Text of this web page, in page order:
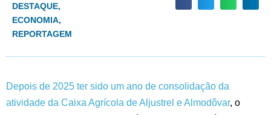
DESTAQUE,
ECONOMIA,
REPORTAGEM
Depois de 2025 ter sido um ano de consolidação da
atividade da Caixa Agrícola de Aljustrel e Almodôvar, o